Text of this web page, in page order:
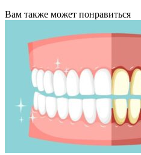
Вам также может понравиться